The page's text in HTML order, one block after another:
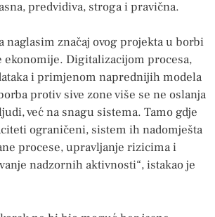
predvidiva, stroga i pravična.
naglasim značaj ovog projekta u borbi
Digitalizacijom procesa,
i primjenom naprednijih modela
protiv sive zone više se ne oslanja
već na snagu sistema. Tamo gdje
ograničeni, sistem ih nadomješta
procese, upravljanje rizicima i
nadzornih aktivnosti“, istakao je